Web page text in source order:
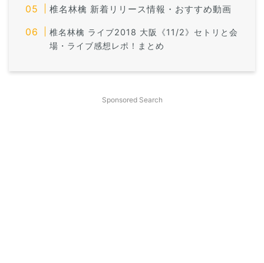
椎名林檎 新着リリース情報・おすすめ動画
椎名林檎 ライブ2018 大阪《11/2》セトリと会
場・ライブ感想レポ！ まとめ
Sponsored Search